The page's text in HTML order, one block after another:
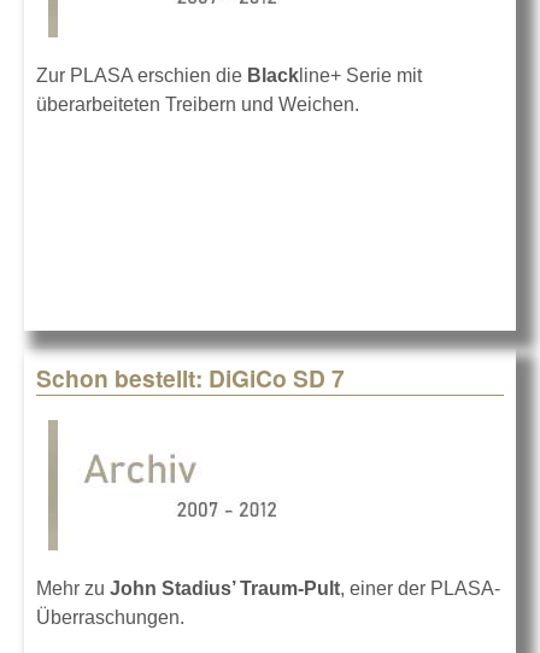
Zur PLASA erschien die Black line+ Serie mit
überarbeiteten Treibern und Weichen.
Schon bestellt: DiGiCo SD 7
Mehr zu John Stadius’ Traum-Pult, einer der PLASA-
Überraschungen.